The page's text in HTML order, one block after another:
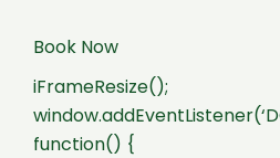
Book Now
iFrameResize();
function() {